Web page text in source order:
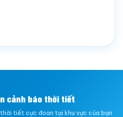
cảnh báo thời tiết
tiết cực đoan tại khu vực của bạn